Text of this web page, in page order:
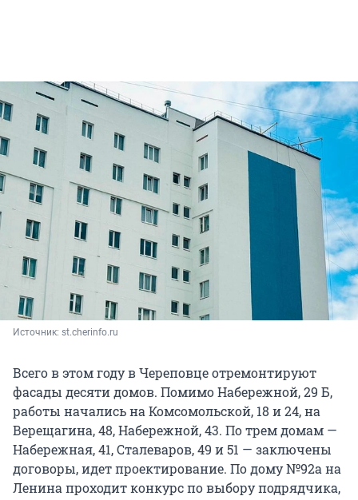
Источник: st.cherinfo.ru
Всего в этом году в Череповце отремонтируют
фасады десяти домов. Помимо Набережной, 29 Б,
работы начались на Комсомольской, 18 и 24, на
Верещагина, 48, Набережной, 43. По трем домам —
Набережная, 41, Сталеваров, 49 и 51 — заключены
договоры, идет проектирование. По дому №92а на
Ленина проходит конкурс по выбору подрядчика,